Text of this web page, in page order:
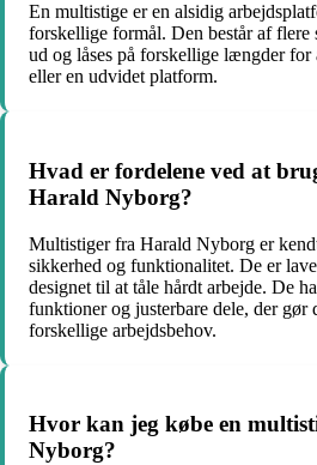
En multistige er en alsidig
forskellige formål. Den består af flere
ud og låses på forskellige længder for
eller en udvidet platform.
Hvad er fordelene ved at
Harald Nyborg?
Multistiger fra Harald Nyborg er
sikkerhed og funktionalitet. De er
designet til at tåle hårdt arbejde. De
funktioner og justerbare dele, der gør
forskellige arbejdsbehov.
Hvor kan jeg købe en
Nyborg?